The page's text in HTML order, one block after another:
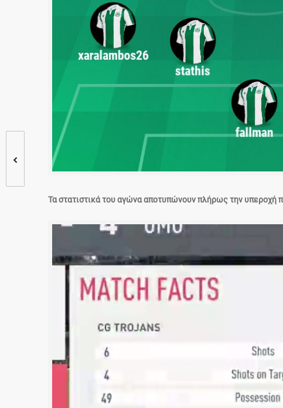
Τα στατιστικά του αγώνα αποτυπώνουν πλήρως την υπεροχή